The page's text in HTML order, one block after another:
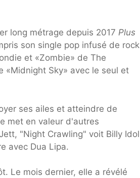
long métrage depuis 2017 Plus
son single pop infusé de rock
et «Zombie» de The
«Midnight Sky» avec le seul et
ses ailes et atteindre de
met en valeur d'autres
"Night Crawling" voit Billy Idol
avec Dua Lipa.
Le mois dernier, elle a révélé